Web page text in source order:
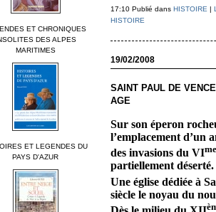
ET CHRONIQUES
DES ALPES
MARITIMES
ET LEGENDES DU
PAYS D'AZUR
17:10 Publié dans HISTOIRE |
HISTOIRE
19/02/2008
SAINT PAUL DE
AGE
Sur son éperon
l’emplacement d’un
des invasions du VIme
partiellement déserté.
Une église dédiée à
siècle le noyau du